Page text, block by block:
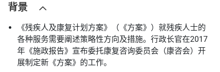
背景
《残疾人及康复计划方案》（《方案》）就残疾人士的
各种服务需要阐述策略性方向及措施。行政长官在2017
年《施政报告》宣布委托康复咨询委员会（康咨会）开
展制定新《方案》的工作。